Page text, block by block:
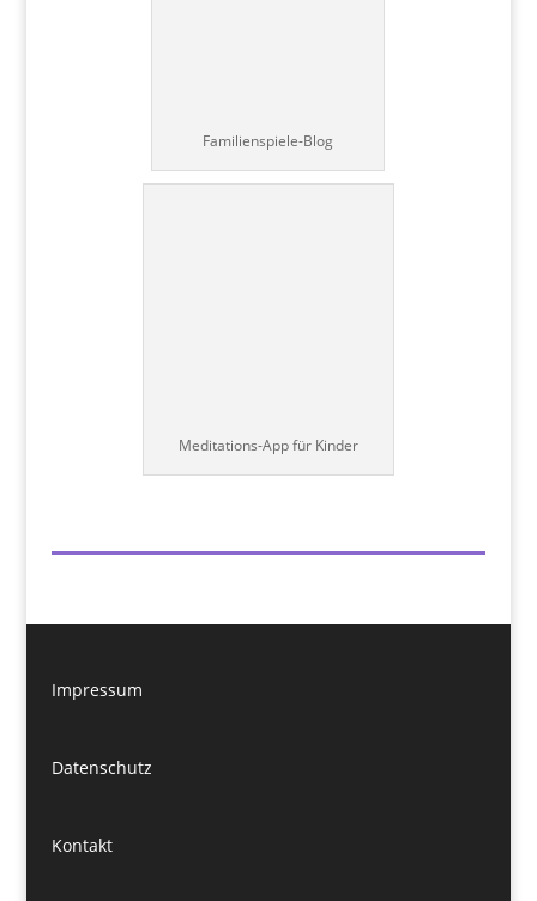
Familienspiele-Blog
Meditations-App für Kinder
Impressum
Datenschutz
Kontakt